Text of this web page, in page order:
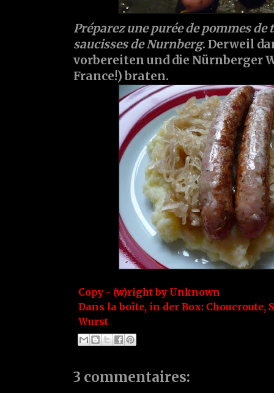
Préparez une purée de pommes
saucisses de Nurnberg. Derweil
vorbereiten und die Nürnberger
France!) braten.
Copy - (w)right by Unknown
Dans la boîte, in der Box: Choucroute,
Wurst
3 commentaires: